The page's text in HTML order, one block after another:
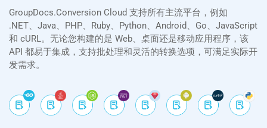
GroupDocs.Conversion Cloud 支持所有主流平台，例如
.NET、Java、PHP、Ruby、Python、Android、Go、JavaScript
和 cURL。无论您构建的是 Web、桌面还是移动应用程序，该
API 都易于集成，支持批处理和灵活的转换选项，可满足实际开
发需求。